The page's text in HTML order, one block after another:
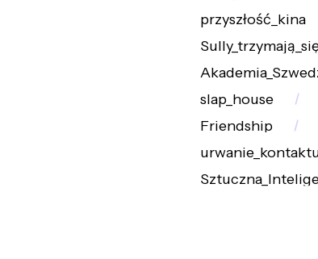
przyszłość_kina
slap_house
Friendship